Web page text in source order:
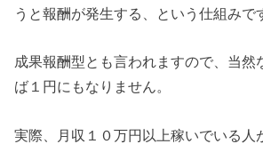
うと報酬が発生する、という仕組みで
成果報酬型とも言われますので、当然
ば１円にもなりません。
実際、月収１０万円以上稼いでいる人